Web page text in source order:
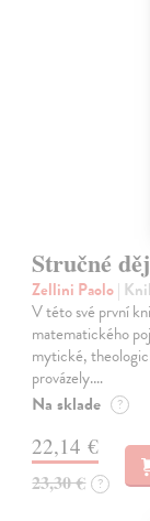
Stručné
Zellini Paolo|
V této své první
matematického
mytické,
provázely.…
Na sklade ?
22,14 €
23,30 € ?